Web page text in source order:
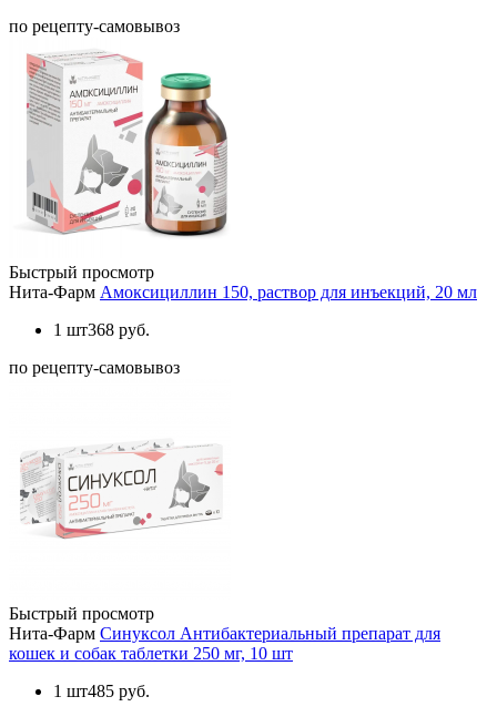
по рецепту-самовывоз
Быстрый просмотр
Нита-Фарм Амоксициллин 150, раствор для инъекций, 20 мл
1 шт368 руб.
по рецепту-самовывоз
Быстрый просмотр
Нита-Фарм Синуксол Антибактериальный препарат для
кошек и собак таблетки 250 мг, 10 шт
1 шт485 руб.